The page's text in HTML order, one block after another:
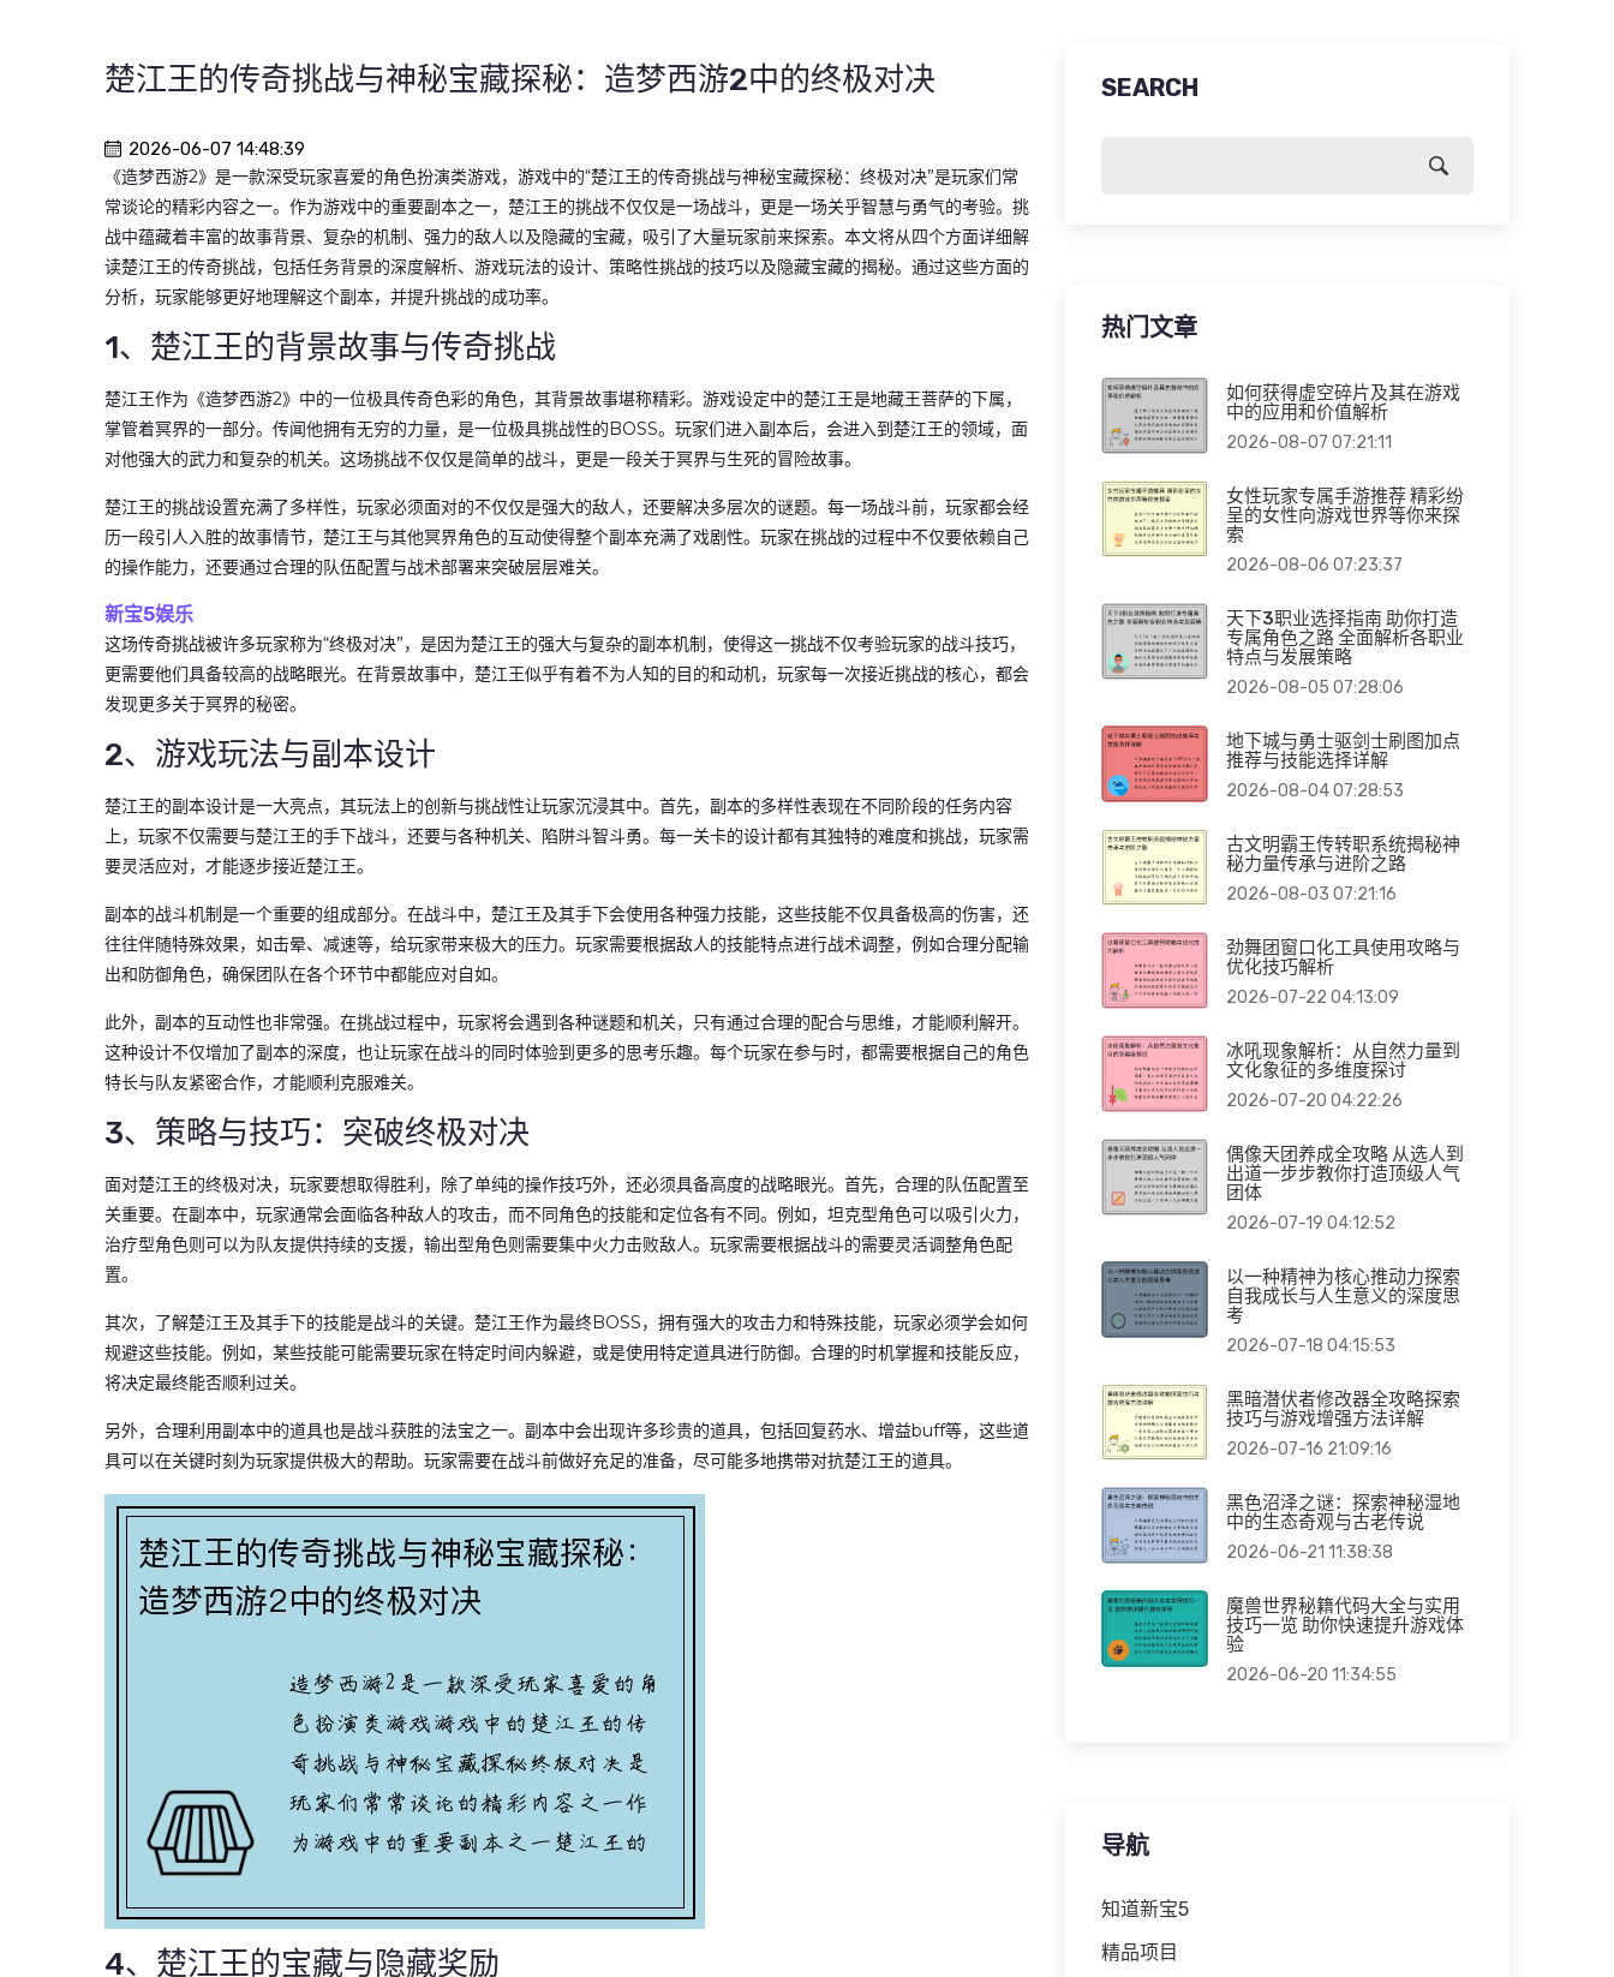
楚江王的传奇挑战与神秘宝藏探秘：造梦西游2中的终极对决
2026-06-07 14:48:39
《造梦西游2》是一款深受玩家喜爱的角色扮演类游戏，游戏中的“楚江王的传奇挑战与神秘宝藏探秘：终极对决”是玩家们常
常谈论的精彩内容之一。作为游戏中的重要副本之一，楚江王的挑战不仅仅是一场战斗，更是一场关乎智慧与勇气的考验。挑
战中蕴藏着丰富的故事背景、复杂的机制、强力的敌人以及隐藏的宝藏，吸引了大量玩家前来探索。本文将从四个方面详细解
读楚江王的传奇挑战，包括任务背景的深度解析、游戏玩法的设计、策略性挑战的技巧以及隐藏宝藏的揭秘。通过这些方面的
分析，玩家能够更好地理解这个副本，并提升挑战的成功率。
1、楚江王的背景故事与传奇挑战
楚江王作为《造梦西游2》中的一位极具传奇色彩的角色，其背景故事堪称精彩。游戏设定中的楚江王是地藏王菩萨的下属，
掌管着冥界的一部分。传闻他拥有无穷的力量，是一位极具挑战性的BOSS。玩家们进入副本后，会进入到楚江王的领域，面
对他强大的武力和复杂的机关。这场挑战不仅仅是简单的战斗，更是一段关于冥界与生死的冒险故事。
楚江王的挑战设置充满了多样性，玩家必须面对的不仅仅是强大的敌人，还要解决多层次的谜题。每一场战斗前，玩家都会经
历一段引人入胜的故事情节，楚江王与其他冥界角色的互动使得整个副本充满了戏剧性。玩家在挑战的过程中不仅要依赖自己
的操作能力，还要通过合理的队伍配置与战术部署来突破层层难关。
新宝5娱乐
这场传奇挑战被许多玩家称为“终极对决”，是因为楚江王的强大与复杂的副本机制，使得这一挑战不仅考验玩家的战斗技巧，
更需要他们具备较高的战略眼光。在背景故事中，楚江王似乎有着不为人知的目的和动机，玩家每一次接近挑战的核心，都会
发现更多关于冥界的秘密。
2、游戏玩法与副本设计
楚江王的副本设计是一大亮点，其玩法上的创新与挑战性让玩家沉浸其中。首先，副本的多样性表现在不同阶段的任务内容
上，玩家不仅需要与楚江王的手下战斗，还要与各种机关、陷阱斗智斗勇。每一关卡的设计都有其独特的难度和挑战，玩家需
要灵活应对，才能逐步接近楚江王。
副本的战斗机制是一个重要的组成部分。在战斗中，楚江王及其手下会使用各种强力技能，这些技能不仅具备极高的伤害，还
往往伴随特殊效果，如击晕、减速等，给玩家带来极大的压力。玩家需要根据敌人的技能特点进行战术调整，例如合理分配输
出和防御角色，确保团队在各个环节中都能应对自如。
此外，副本的互动性也非常强。在挑战过程中，玩家将会遇到各种谜题和机关，只有通过合理的配合与思维，才能顺利解开。
这种设计不仅增加了副本的深度，也让玩家在战斗的同时体验到更多的思考乐趣。每个玩家在参与时，都需要根据自己的角色
特长与队友紧密合作，才能顺利克服难关。
3、策略与技巧：突破终极对决
面对楚江王的终极对决，玩家要想取得胜利，除了单纯的操作技巧外，还必须具备高度的战略眼光。首先，合理的队伍配置至
关重要。在副本中，玩家通常会面临各种敌人的攻击，而不同角色的技能和定位各有不同。例如，坦克型角色可以吸引火力，
治疗型角色则可以为队友提供持续的支援，输出型角色则需要集中火力击败敌人。玩家需要根据战斗的需要灵活调整角色配
置。
其次，了解楚江王及其手下的技能是战斗的关键。楚江王作为最终BOSS，拥有强大的攻击力和特殊技能，玩家必须学会如何
规避这些技能。例如，某些技能可能需要玩家在特定时间内躲避，或是使用特定道具进行防御。合理的时机掌握和技能反应，
将决定最终能否顺利过关。
另外，合理利用副本中的道具也是战斗获胜的法宝之一。副本中会出现许多珍贵的道具，包括回复药水、增益buff等，这些道
具可以在关键时刻为玩家提供极大的帮助。玩家需要在战斗前做好充足的准备，尽可能多地携带对抗楚江王的道具。
4、楚江王的宝藏与隐藏奖励
SEARCH
热门文章
如何获得虚空碎片及其在游戏
中的应用和价值解析
2026-08-07 07:21:11
女性玩家专属手游推荐 精彩纷
呈的女性向游戏世界等你来探
索
2026-08-06 07:23:37
天下3职业选择指南 助你打造
专属角色之路 全面解析各职业
特点与发展策略
2026-08-05 07:28:06
地下城与勇士驱剑士刷图加点
推荐与技能选择详解
2026-08-04 07:28:53
古文明霸王传转职系统揭秘神
秘力量传承与进阶之路
2026-08-03 07:21:16
劲舞团窗口化工具使用攻略与
优化技巧解析
2026-07-22 04:13:09
冰吼现象解析：从自然力量到
文化象征的多维度探讨
2026-07-20 04:22:26
偶像天团养成全攻略 从选人到
出道一步步教你打造顶级人气
团体
2026-07-19 04:12:52
以一种精神为核心推动力探索
自我成长与人生意义的深度思
考
2026-07-18 04:15:53
黑暗潜伏者修改器全攻略探索
技巧与游戏增强方法详解
2026-07-16 21:09:16
黑色沼泽之谜：探索神秘湿地
中的生态奇观与古老传说
2026-06-21 11:38:38
魔兽世界秘籍代码大全与实用
技巧一览 助你快速提升游戏体
验
2026-06-20 11:34:55
导航
知道新宝5
精品项目